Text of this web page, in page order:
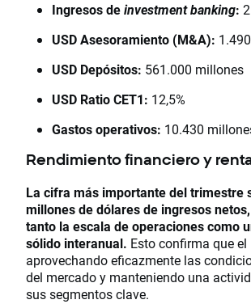
Ingresos deinvestment banking:
USD Asesoramiento (M&A):
USD Depósitos: 561.000 millones
USD Ratio CET1: 12,5%
Gastos operativos: 10.430
Rendimiento financiero y
La cifra más importante del trimestre
millones de dólares de ingresos
tanto la escala de operaciones como
sólido interanual. Esto confirma que
aprovechando eficazmente las
del mercado y manteniendo una
sus segmentos clave.